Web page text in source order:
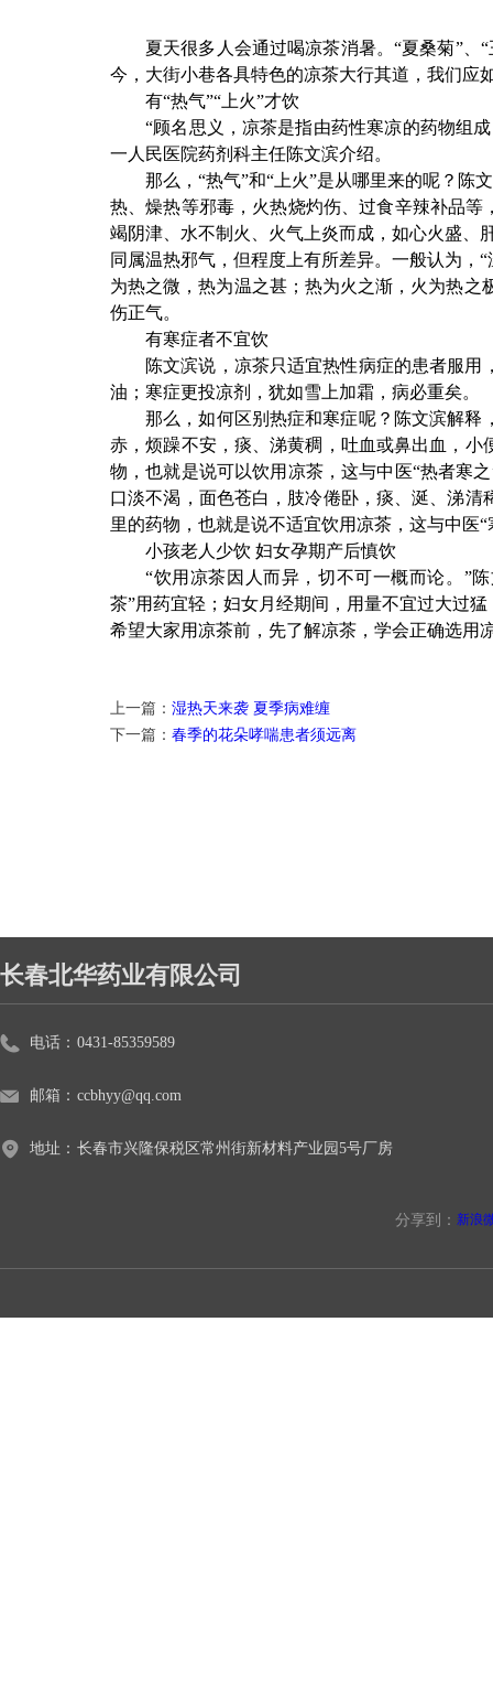
夏天很多人会通过喝凉茶消暑。“夏桑菊”、
今，大街小巷各具特色的凉茶大行其道，我们应
有“热气”“上火”才饮
“顾名思义，凉茶是指由药性寒凉的药物组
一人民医院药剂科主任陈文滨介绍。
那么，“热气”和“上火”是从哪里来的呢？陈
热、燥热等邪毒，火热烧灼伤、过食辛辣补品
竭阴津、水不制火、火气上炎而成，如心火盛、
同属温热邪气，但程度上有所差异。一般认为，“
为热之微，热为温之甚；热为火之渐，火为热之
伤正气。
有寒症者不宜饮
陈文滨说，凉茶只适宜热性病症的患者服
油；寒症更投凉剂，犹如雪上加霜，病必重矣。
那么，如何区别热症和寒症呢？陈文滨解
赤，烦躁不安，痰、涕黄稠，吐血或鼻出血，
物，也就是说可以饮用凉茶，这与中医“热者寒
口淡不渴，面色苍白，肢冷倦卧，痰、涎、涕
里的药物，也就是说不适宜饮用凉茶，这与中医
小孩老人少饮 妇女孕期产后慎饮
“饮用凉茶因人而异，切不可一概而论。”
茶”用药宜轻；妇女月经期间，用量不宜过大过
希望大家用凉茶前，先了解凉茶，学会正确选用
上一篇： 湿热天来袭 夏季病难缠
下一篇： 春季的花朵哮喘患者须远离
电话： 0431-85359589
邮箱： ccbhyy@qq.com
地址： 长春市兴隆保税区常州街新材料产业园5号厂房
长春北华药业有限公司
分享到： 新浪